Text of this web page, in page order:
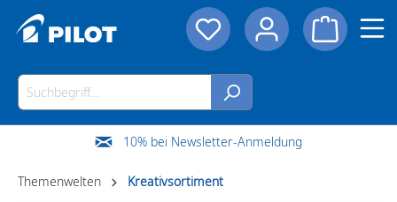
10% bei Newsletter-Anmeldung
Themenwelten Kreativsortiment